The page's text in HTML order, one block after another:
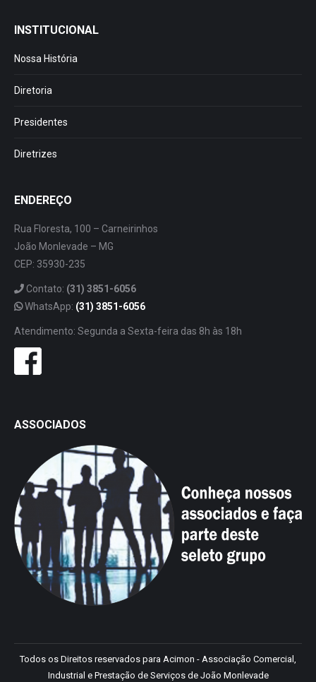
INSTITUCIONAL
Nossa História
Diretoria
Presidentes
Diretrizes
ENDEREÇO
Rua Floresta, 100 – Carneirinhos
João Monlevade – MG
CEP: 35930-235
Contato: (31) 3851-6056
WhatsApp: (31) 3851-6056
Atendimento: Segunda a Sexta-feira das 8h às 18h
ASSOCIADOS
Todos os Direitos reservados para Acimon - Associação Comercial,
Industrial e Prestação de Serviços de João Monlevade